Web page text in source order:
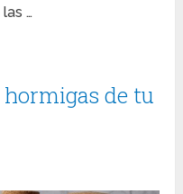
…
de tu